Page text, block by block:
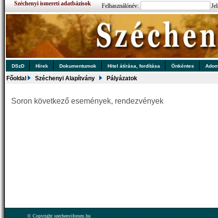
Széchenyi ismereti adatbázisok Felhasználónév:
DSzD Hírek Dokumentumok Hitel átírása, fordítása Önkéntes
Főoldal Széchenyi Alapítvány Pályázatok
Soron következő események, rendezvények
© Copyright szechenyiforum.hu